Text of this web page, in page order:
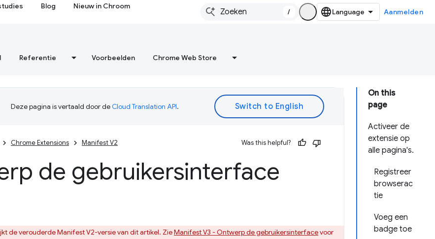
Blog Nieuw in Chroom
/ Aanmelden
Referentie Voorbeelden Chrome Web Store
On this
page
Activeer de
extensie op
alle pagina's.
Registreer
browserac
tie
Voeg een
badge toe
Deze pagina is vertaald door deCloud Translation API.
Chrome Extensions Manifest V2 Was this helpful?
de gebruikersinterface
de verouderde Manifest V2-versie van dit artikel. ZieManifest V3 - Ontwerp de gebruikersinterfacevoor